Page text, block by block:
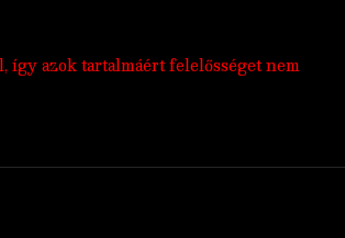
így azok tartalmáért felelősséget nem